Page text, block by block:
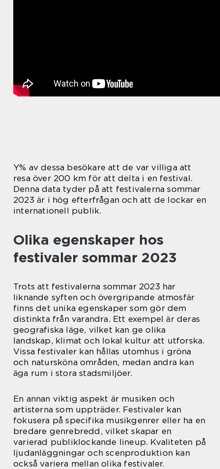
Y% av dessa besökare att de var villiga att
resa över 200 km för att delta i en festival.
Denna data tyder på att festivalerna sommar
2023 är i hög efterfrågan och att de lockar en
internationell publik.
Olika egenskaper hos
festivaler sommar 2023
Trots att festivalerna sommar 2023 har
liknande syften och övergripande atmosfär
finns det unika egenskaper som gör dem
distinkta från varandra. Ett exempel är deras
geografiska läge, vilket kan ge olika
landskap, klimat och lokal kultur att utforska.
Vissa festivaler kan hållas utomhus i gröna
och natursköna områden, medan andra kan
äga rum i stora stadsmiljöer.
En annan viktig aspekt är musiken och
artisterna som uppträder. Festivaler kan
fokusera på specifika musikgenrer eller ha en
bredare genrebredd, vilket skapar en
varierad publiklockande lineup. Kvaliteten på
ljudanläggningar och scenproduktion kan
också variera mellan olika festivaler.